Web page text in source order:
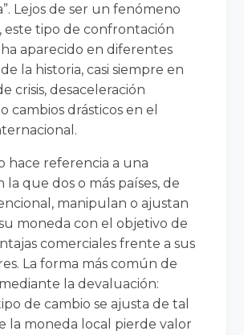
Lejos de ser un fenómeno
este tipo de confrontación
aparecido en diferentes
la historia, casi siempre en
crisis, desaceleración
cambios drásticos en el
hace referencia a una
la que dos o más países, de
manipulan o ajustan
moneda con el objetivo de
comerciales frente a sus
La forma más común de
la devaluación:
de cambio se ajusta de tal
la moneda local pierde valor